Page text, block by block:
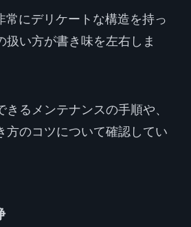
常にデリケートな構造を持っ
扱い方が書き味を左右しま
きるメンテナンスの手順や、
方のコツについて確認してい